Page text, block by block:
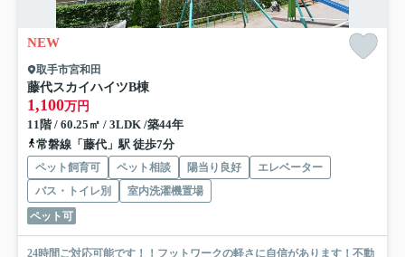
NEW
取手市宮和田
藤代スカイハイツB棟
1,100万円
11階 / 60.25㎡ / 3LDK /築44年
常磐線「藤代」駅 徒歩7分
ペット飼育可 ペット相談 陽当り良好
エレベーター
バス・トイレ別
室内洗濯機置場
ペット可
24時間ご対応可能です！！フットワークの軽さに自信があります！不動